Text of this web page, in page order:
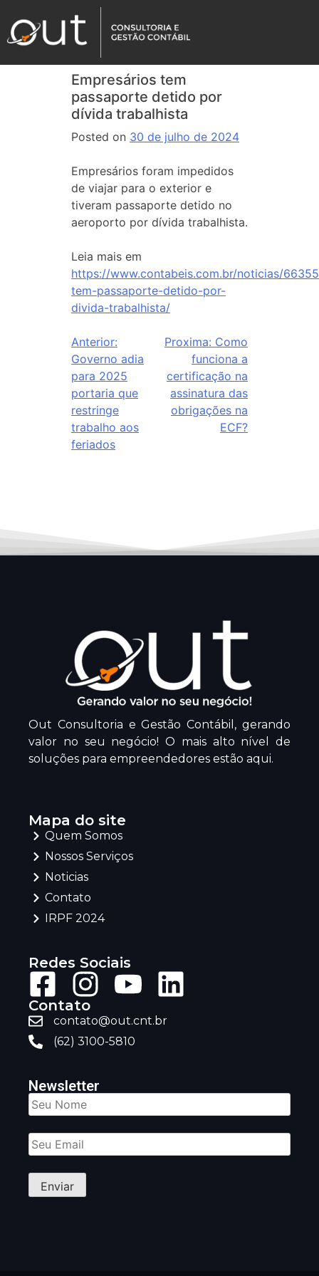
Empresários tem
passaporte detido por
dívida trabalhista
Posted on 30 de julho de 2024
Empresários foram impedidos
de viajar para o exterior e
tiveram passaporte detido no
aeroporto por dívida trabalhista.
Leia mais em
https://www.contabeis.com.br/noticias/
tem-passaporte-detido-por-
divida-trabalhista/
Anterior:
Governo adia
para 2025
portaria que
restringe
trabalho aos
feriados
Proxima: Como
funciona a
certificação na
assinatura das
obrigações na
ECF?
Out Consultoria e Gestão Contábil, gerando
valor no seu negócio! O mais alto nível de
soluções para empreendedores estão aqui.
Mapa do site
Quem Somos
Nossos Serviços
Noticias
Contato
IRPF 2024
Redes Sociais
Contato
contato@out.cnt.br
(62) 3100-5810
Newsletter